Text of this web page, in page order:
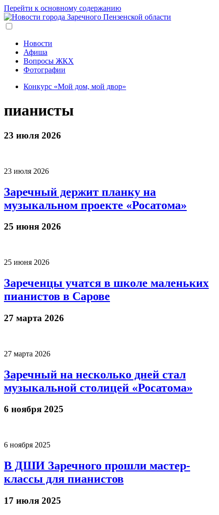
Перейти к основному содержанию
Новости
Афиша
Вопросы ЖКХ
Фотографии
Конкурс «Мой дом, мой двор»
пианисты
23 июля 2026
23 июля 2026
Заречный держит планку на
музыкальном проекте «Росатома»
25 июня 2026
25 июня 2026
Зареченцы учатся в школе маленьких
пианистов в Сарове
27 марта 2026
27 марта 2026
Заречный на несколько дней стал
музыкальной столицей «Росатома»
6 ноября 2025
6 ноября 2025
В ДШИ Заречного прошли мастер-
классы для пианистов
17 июля 2025